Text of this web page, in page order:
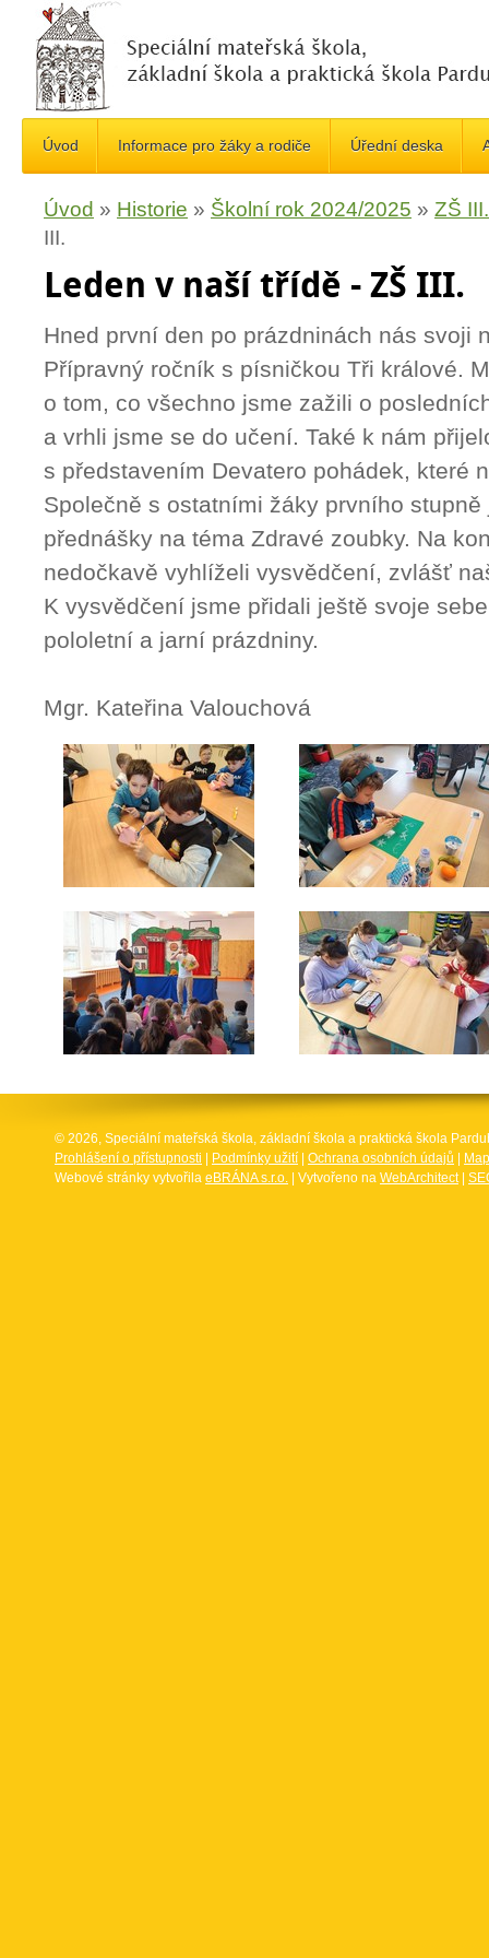
Úvod Informace pro žáky a rodiče Úřední deska
Úvod » Historie » Školní rok 2024/2025 » ZŠ III.
III.
Leden v naší třídě - ZŠ III.
Hned první den po prázdninách nás svoji
Přípravný ročník s písničkou Tři králové.
o tom, co všechno jsme zažili o
a vrhli jsme se do učení. Také k nám
s představením Devatero pohádek, které
Společně s ostatními žáky prvního
přednášky na téma Zdravé zoubky. Na
nedočkavě vyhlíželi vysvědčení, zvlášť
K vysvědčení jsme přidali ještě svoje
pololetní a jarní prázdniny.
Mgr. Kateřina Valouchová
© 2026, Speciální mateřská škola, základní škola a praktická škola
Prohlášení o přístupnosti
Podmínky užití Ochrana osobních údajů
Webové stránky vytvořila eBRÁNA s.r.o. | Vytvořeno na WebArchitect|